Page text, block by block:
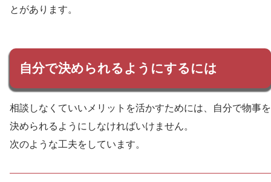
とがあります。
自分で決められるようにするには
相談しなくていいメリットを活かすためには、自分で物事を
決められるようにしなければいけません。
次のような工夫をしています。